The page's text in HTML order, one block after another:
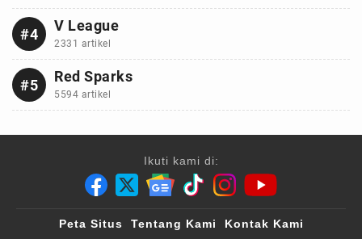
#4 V League
2331 artikel
#5 Red Sparks
5594 artikel
Ikuti kami di:
Peta Situs Tentang Kami
Kontak Kami